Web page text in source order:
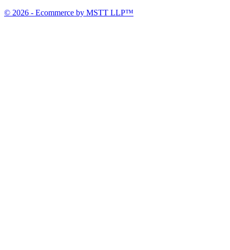
© 2026 - Ecommerce by MSTT LLP™